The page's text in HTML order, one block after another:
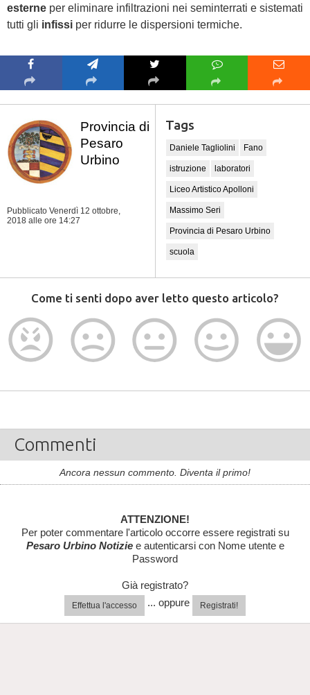
esterne per eliminare infiltrazioni nei seminterrati e sistemati
tutti gli infissi per ridurre le dispersioni termiche.
Provincia di
Pesaro
Urbino
Pubblicato Venerdì 12 ottobre,
2018 alle ore 14:27
Tags
Daniele Tagliolini Fano
istruzione laboratori
Liceo Artistico Apolloni
Massimo Seri
Provincia di Pesaro Urbino
scuola
Come ti senti dopo aver letto questo articolo?
Commenti
Ancora nessun commento. Diventa il primo!
ATTENZIONE!
Per poter commentare l'articolo occorre essere registrati su
Pesaro Urbino Notiziee autenticarsi con Nome utente e
Password
Già registrato?
Effettua l'accesso ... oppure Registrati!